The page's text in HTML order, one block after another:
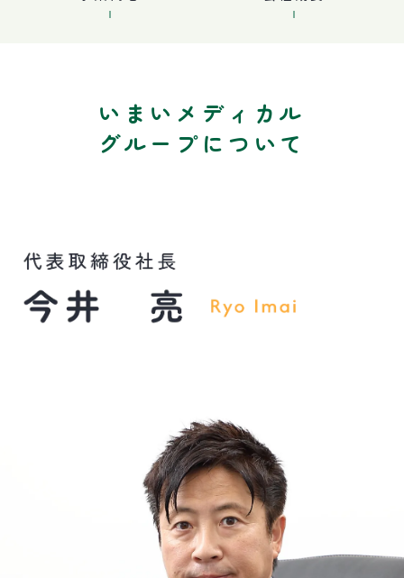
いまいメディカル
グループについて